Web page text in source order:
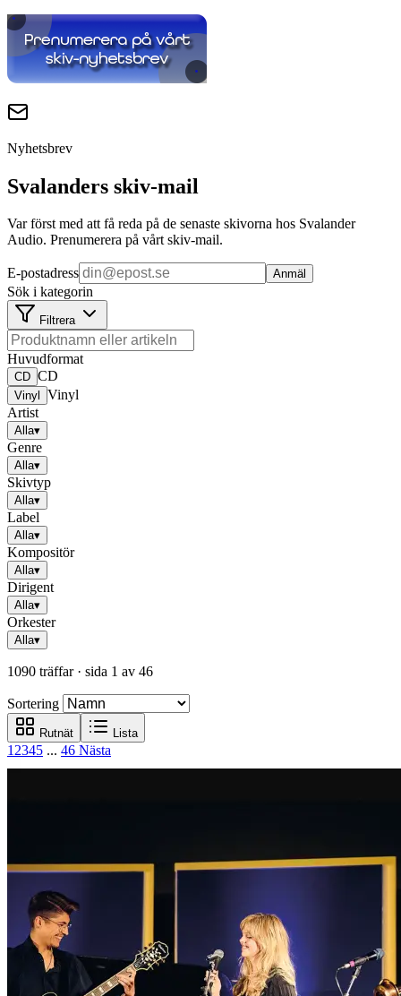
Nyhetsbrev
Svalanders skiv-mail
Var först med att få reda på de senaste skivorna hos Svalander
Audio. Prenumerera på vårt skiv-mail.
E-postadress Anmäl
Sök i kategorin
Filtrera
Huvudformat
CD CD
Vinyl
Vinyl
Artist
Alla▾
Genre
Alla▾
Skivtyp
Alla▾
Label
Alla▾
Kompositör
Alla▾
Dirigent
Alla▾
Orkester
Alla▾
1090 träffar · sida 1 av 46
Sortering
Rutnät Lista
12345 ... 46 Nästa